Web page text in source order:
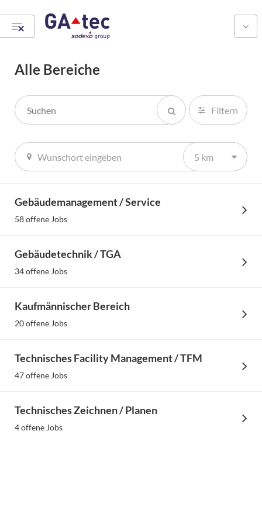
Alle Bereiche
Filtern
5 km
Gebäudemanagement / Service
58 offene Jobs
Gebäudetechnik / TGA
34 offene Jobs
Kaufmännischer Bereich
20 offene Jobs
Technisches Facility Management / TFM
47 offene Jobs
Technisches Zeichnen / Planen
4 offene Jobs
Vielfältige Perspektiven bei GA-tec